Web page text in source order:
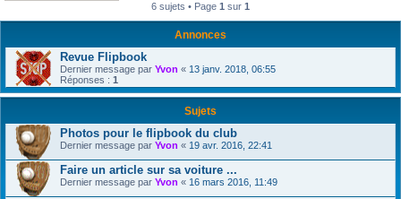
6 sujets • Page 1 sur 1
Annonces
Revue Flipbook
Dernier message par Yvon « 13 janv. 2018, 06:55
Réponses : 1
Sujets
Photos pour le flipbook du club
Dernier message par Yvon « 19 avr. 2016, 22:41
Faire un article sur sa voiture ...
Dernier message par Yvon « 16 mars 2016, 11:49